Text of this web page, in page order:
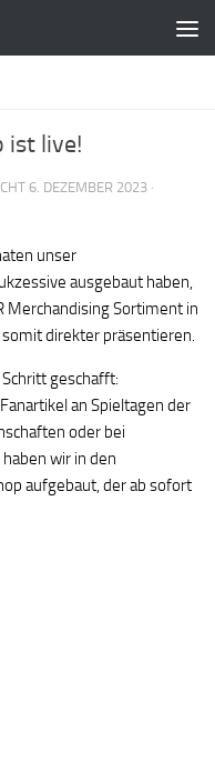
ist live!
6. DEZEMBER 2023 ·
unser
ausgebaut haben,
Merchandising Sortiment in
direkter präsentieren.
geschafft:
an Spieltagen der
oder bei
wir in den
aufgebaut, der ab sofort